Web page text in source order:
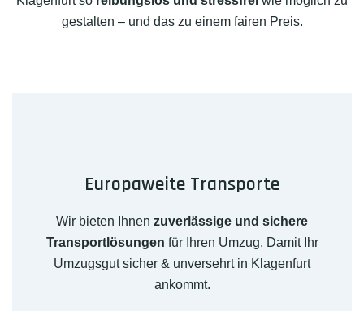
gestalten – und das zu einem fairen Preis.
Europaweite Transporte
Wir bieten Ihnen zuverlässige und sichere
Transportlösungen für Ihren Umzug. Damit Ihr
Umzugsgut sicher & unversehrt in Klagenfurt
ankommt.